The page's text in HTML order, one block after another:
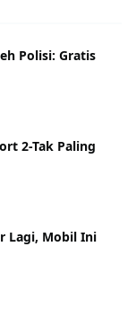
Polisi: Gratis
2-Tak Paling
Lagi, Mobil Ini